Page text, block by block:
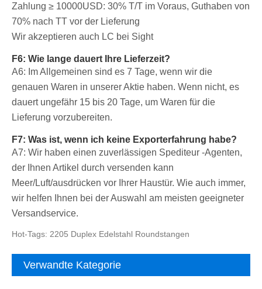
Zahlung ≥ 10000USD: 30% T/T im Voraus, Guthaben von
70% nach TT vor der Lieferung
Wir akzeptieren auch LC bei Sight
F6: Wie lange dauert Ihre Lieferzeit?
A6: Im Allgemeinen sind es 7 Tage, wenn wir die
genauen Waren in unserer Aktie haben. Wenn nicht, es
dauert ungefähr 15 bis 20 Tage, um Waren für die
Lieferung vorzubereiten.
F7: Was ist, wenn ich keine Exporterfahrung habe?
A7: Wir haben einen zuverlässigen Spediteur -Agenten,
der Ihnen Artikel durch versenden kann
Meer/Luft/ausdrücken vor Ihrer Haustür. Wie auch immer,
wir helfen Ihnen bei der Auswahl am meisten geeigneter
Versandservice.
Hot-Tags: 2205 Duplex Edelstahl Roundstangen
Verwandte Kategorie